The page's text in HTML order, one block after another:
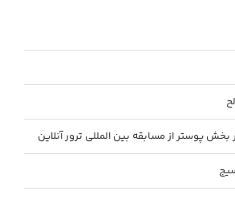
بخش پوستر از مسابقه بین المللی ترور آنلاین